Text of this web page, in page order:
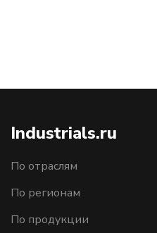
Industrials.ru
По отраслям
По регионам
По продукции